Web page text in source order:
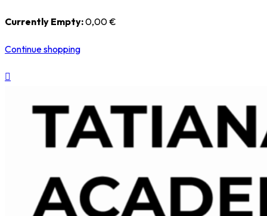
Currently Empty:0,00€
Continue shopping